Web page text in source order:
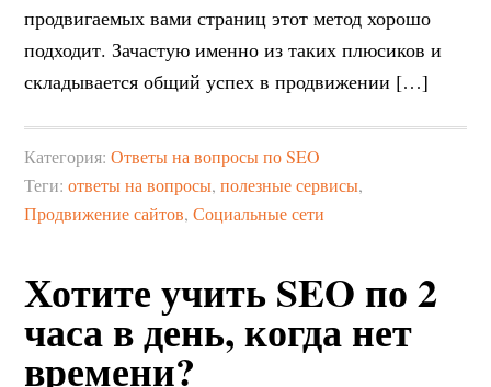
продвигаемых вами страниц этот метод хорошо
подходит. Зачастую именно из таких плюсиков и
складывается общий успех в продвижении […]
Категория:Ответы на вопросы по SEO
Теги:ответы на вопросы,полезные сервисы,
Продвижение сайтов,Социальные сети
Хотите учить SEO по 2
часа в день, когда нет
времени?